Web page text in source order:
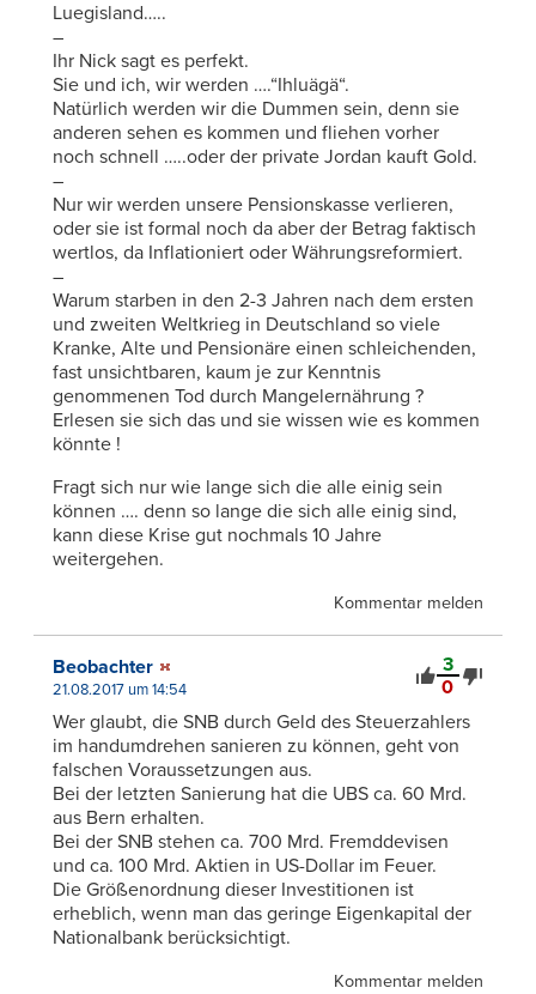
Luegisland…..
–
Ihr Nick sagt es perfekt.
Sie und ich, wir werden ….“Ihluägä“.
Natürlich werden wir die Dummen sein, denn sie
anderen sehen es kommen und fliehen vorher
noch schnell …..oder der private Jordan kauft Gold.
–
Nur wir werden unsere Pensionskasse verlieren,
oder sie ist formal noch da aber der Betrag faktisch
wertlos, da Inflationiert oder Währungsreformiert.
–
Warum starben in den 2-3 Jahren nach dem ersten
und zweiten Weltkrieg in Deutschland so viele
Kranke, Alte und Pensionäre einen schleichenden,
fast unsichtbaren, kaum je zur Kenntnis
genommenen Tod durch Mangelernährung ?
Erlesen sie sich das und sie wissen wie es kommen
könnte !
Fragt sich nur wie lange sich die alle einig sein
können …. denn so lange die sich alle einig sind,
kann diese Krise gut nochmals 10 Jahre
weitergehen.
Kommentar melden
3
0
Beobachter
21.08.2017 um 14:54
Wer glaubt, die SNB durch Geld des Steuerzahlers
im handumdrehen sanieren zu können, geht von
falschen Voraussetzungen aus.
Bei der letzten Sanierung hat die UBS ca. 60 Mrd.
aus Bern erhalten.
Bei der SNB stehen ca. 700 Mrd. Fremddevisen
und ca. 100 Mrd. Aktien in US-Dollar im Feuer.
Die Größenordnung dieser Investitionen ist
erheblich, wenn man das geringe Eigenkapital der
Nationalbank berücksichtigt.
Kommentar melden